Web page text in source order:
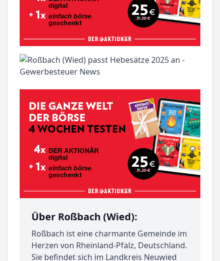
Über Roßbach (Wied):
Roßbach ist eine charmante Gemeinde im
Herzen von Rheinland-Pfalz, Deutschland.
Sie befindet sich im Landkreis Neuwied